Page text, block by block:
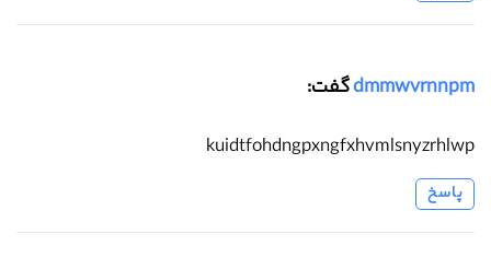
dmmwvrnnpmگفت:
kuidtfohdngpxngfxhvmlsnyzrhlwp
پاسخ